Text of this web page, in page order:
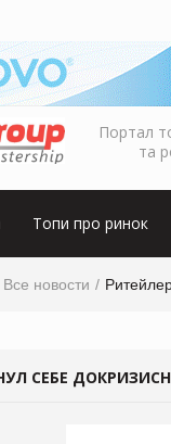
Портал
та
Топи про ринок
Все новости
СЕБЕ